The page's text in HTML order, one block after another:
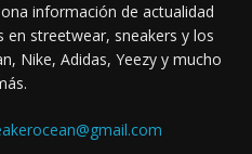
información de actualidad
en streetwear, sneakers y los
Nike, Adidas, Yeezy y mucho